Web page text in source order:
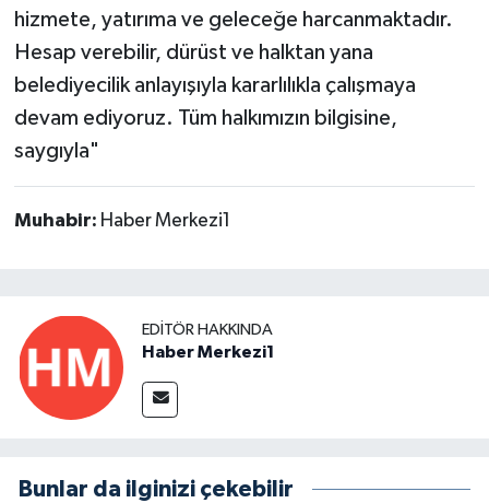
hizmete, yatırıma ve geleceğe harcanmaktadır.
Hesap verebilir, dürüst ve halktan yana
belediyecilik anlayışıyla kararlılıkla çalışmaya
devam ediyoruz. Tüm halkımızın bilgisine,
saygıyla"
Muhabir: Haber Merkezi1
EDITÖR HAKKINDA
Haber Merkezi1
Bunlar da ilginizi çekebilir